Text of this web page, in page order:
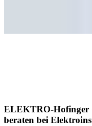
ELEKTRO-
beraten bei